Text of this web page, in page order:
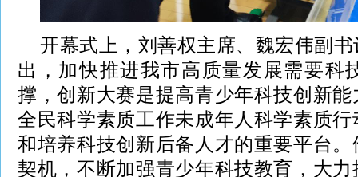
开幕式上，刘善权主席、魏宏伟副
出，加快推进我市高质量发展需要科
撑，创新大赛是提高青少年科技创新
全民科学素质工作未成年人科学素质
和培养科技创新后备人才的重要平台
契机，不断加强青少年科技教育，大